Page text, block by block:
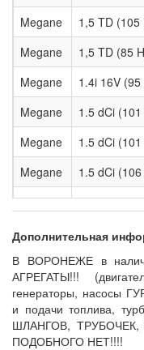
Megane
1,5 TD (105
Megane
1,5 TD (85
Megane
1.4i 16V
Megane
1.5 dCi
Megane
1.5 dCi
Megane
1.5 dCi
Megane
1.5 dCi (82
Дополнительная
В ВОРОНЕЖЕ в
АГРЕГАТЫ!!!
генераторы, насосы
и подачи топлива,
ШЛАНГОВ,
ПОДОБНОГО НЕТ!!!!